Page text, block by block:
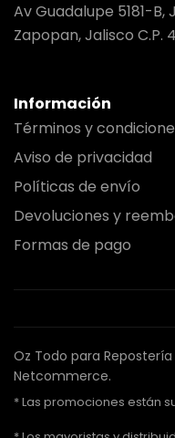
Av Guadalupe 5181-
Zapopan, Jalisco C.P.
Información
Términos y
Aviso de privacidad
Políticas de envío
Devoluciones y
Formas de pago
Oz Todo para
Netcommerce.
* Las promociones están